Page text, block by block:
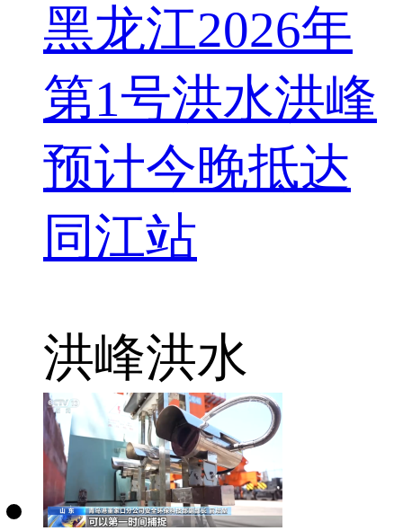
黑龙江2026年
第1号洪水洪峰
预计今晚抵达
同江站
洪峰洪水